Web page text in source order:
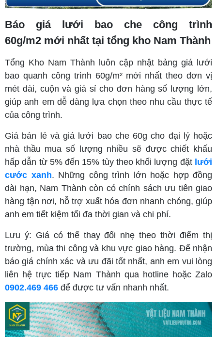
Báo giá lưới bao che công trình
60g/m2 mới nhất tại tổng kho Nam Thành
Tổng Kho Nam Thành luôn cập nhật bảng giá lưới
bao quanh công trình 60g/m² mới nhất theo đơn vị
mét dài, cuộn và giá sỉ cho đơn hàng số lượng lớn,
giúp anh em dễ dàng lựa chọn theo nhu cầu thực tế
của công trình.
Giá bán lẻ và giá lưới bao che 60g cho đại lý hoặc
nhà thầu mua số lượng nhiều sẽ được chiết khấu
hấp dẫn từ 5% đến 15% tùy theo khối lượng đặt lưới
cước xanh. Những công trình lớn hoặc hợp đồng
dài hạn, Nam Thành còn có chính sách ưu tiên giao
hàng tận nơi, hỗ trợ xuất hóa đơn nhanh chóng, giúp
anh em tiết kiệm tối đa thời gian và chi phí.
Lưu ý: Giá có thể thay đổi nhẹ theo thời điểm thị
trường, mùa thi công và khu vực giao hàng. Để nhận
báo giá chính xác và ưu đãi tốt nhất, anh em vui lòng
liên hệ trực tiếp Nam Thành qua hotline hoặc Zalo
0902.469 466 để được tư vấn nhanh nhất.